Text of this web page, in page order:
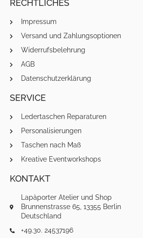
RECHTLICHES
Impressum
Versand und Zahlungsoptionen
Widerrufsbelehrung
AGB
Datenschutzerklärung
SERVICE
Ledertaschen Reparaturen
Personalisierungen
Taschen nach Maß
Kreative Eventworkshops
KONTAKT
Lapàporter Atelier und Shop
Brunnenstrasse 65, 13355 Berlin
Deutschland
+49.30. 24537196